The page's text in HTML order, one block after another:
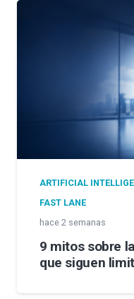
ARTIFICIAL
FAST LANE
hace 2 semanas
9 mitos sobre
que siguen